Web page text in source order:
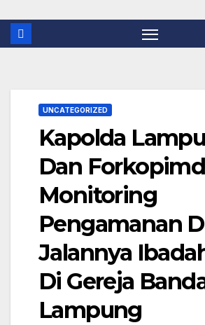
UNCATEGORIZED
Kapolda
Dan
Monitoring
Pengamanan
Jalannya
Di Gereja
Lampung